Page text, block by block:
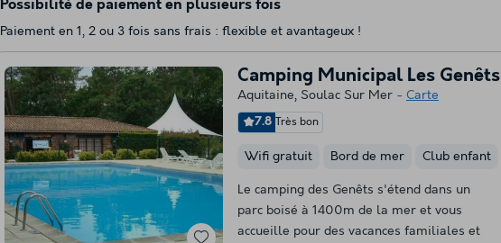
Camping Municipal Les Genêts
Aquitaine, Soulac Sur Mer
Carte
7.8 Très bon
Wifi gratuit Bord de mer Club enfant
Le camping des Genêts s'étend dans un
parc boisé à 1400m de la mer et vous
accueille pour des vacances familiales et
Possibilité de paiement en plusieurs fois
Paiement en 1, 2 ou 3 fois sans frais : flexible et avantageux !